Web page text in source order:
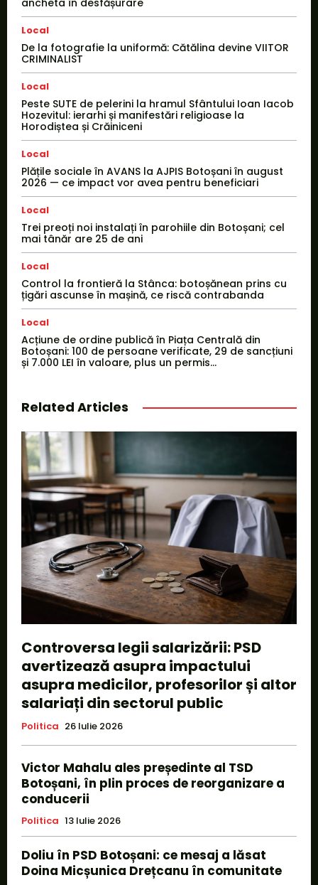
Local
De la fotografie la uniformă: Cătălina devine VIITOR
CRIMINALIST
Local
Peste SUTE de pelerini la hramul Sfântului Ioan Iacob
Hozevitul: ierarhi și manifestări religioase la
Horodiștea și Crăiniceni
Local
Plățile sociale în AVANS la AJPIS Botoșani în august
2026 — ce impact vor avea pentru beneficiari
Local
Trei preoți noi instalați în parohiile din Botoșani; cel
mai tânăr are 25 de ani
Local
Control la frontieră la Stânca: botoșănean prins cu
țigări ascunse în mașină, ce riscă contrabanda
Local
Acțiune de ordine publică în Piața Centrală din
Botoșani: 100 de persoane verificate, 29 de sancțiuni
și 7.000 LEI în valoare, plus un permis...
Related Articles
Controversa legii salarizării: PSD
avertizează asupra impactului
asupra medicilor, profesorilor și altor
salariați din sectorul public
Politica 26 Iulie 2026
Victor Mahalu ales președinte al TSD
Botoșani, în plin proces de reorganizare a
conducerii
Politica 13 Iulie 2026
Doliu în PSD Botoșani: ce mesaj a lăsat
Doina Micșunica Drețcanu în comunitate